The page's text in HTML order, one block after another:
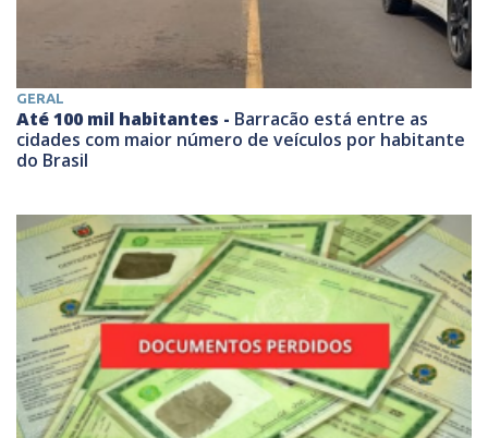
GERAL
Até 100 mil habitantes - Barracão está entre as
cidades com maior número de veículos por habitante
do Brasil